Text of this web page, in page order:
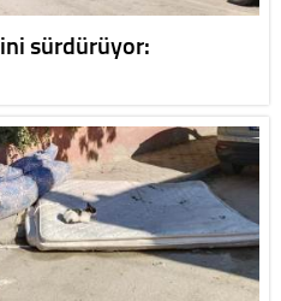
sürdürüyor: